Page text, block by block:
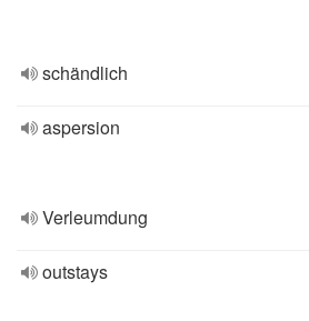
schändlich
aspersion
Verleumdung
outstays